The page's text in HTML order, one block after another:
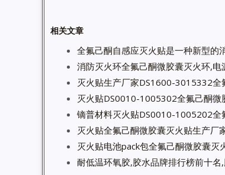
相关文章
全氟己酮自感应灭火贴是一种新型的
消防灭火环全氟己酮微胶囊灭火环,
灭火贴生产厂家DS1600-3015332全
灭火贴DS0010-1005302全氟己酮微
镝普材料灭火贴DS0010-1005202全
灭火贴全氟己酮微胶囊灭火贴生产厂
灭火贴电池pack包全氟己酮微胶囊
耐低温环氧胶,胶水品牌排行榜前十